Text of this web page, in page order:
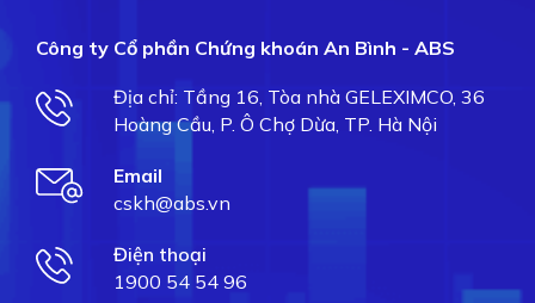
Công ty Cổ phần Chứng khoán An Bình - ABS
Địa chỉ: Tầng 16, Tòa nhà GELEXIMCO, 36
Hoàng Cầu, P. Ô Chợ Dừa, TP. Hà Nội
Email
cskh@abs.vn
Điện thoại
1900 54 54 96